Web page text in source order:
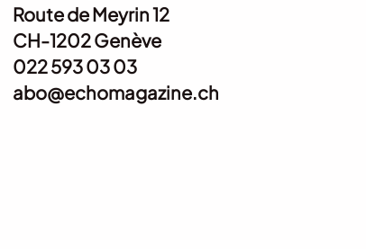
Route de Meyrin 12
CH-1202 Genève
022 593 03 03
abo@echomagazine.ch